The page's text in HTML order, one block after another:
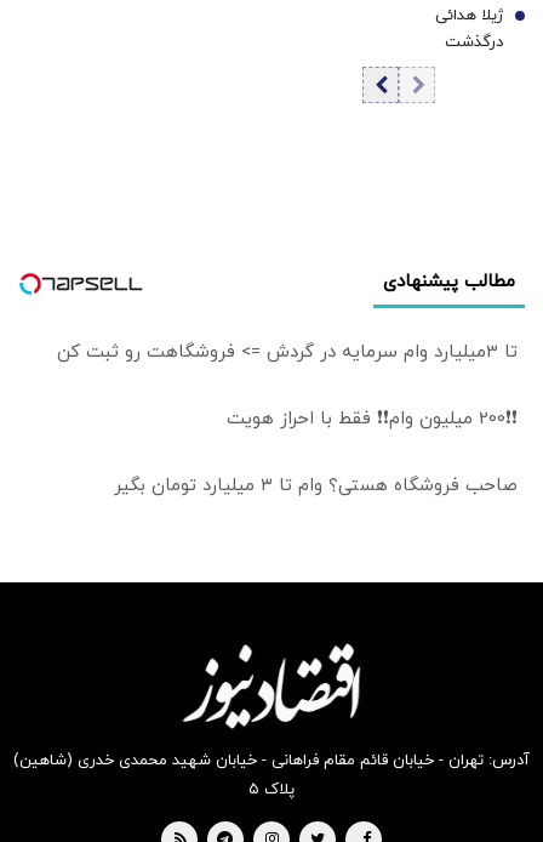
تورم نیست
خورده اما ادبیات
باخت را هم بلد
قیمت طلا
ژیلا هدائی
درگذشت
7
مطالب پیشنهادی
تا 3میلیارد وام سرمایه در گردش => فروشگاهت رو ثبت کن
❗❗200 میلیون وام❗❗ فقط با احراز هویت
صاحب فروشگاه هستی؟ وام تا ۳ میلیارد تومان بگیر
آدرس: تهران - خیابان قائم مقام فراهانی - خیابان شهید محمدی خدری (شاهین)
پلاک ۵